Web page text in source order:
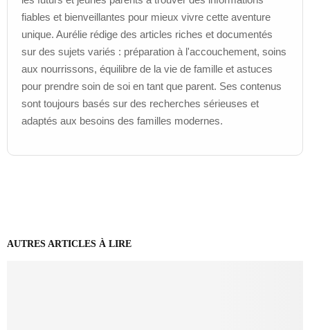
fiables et bienveillantes pour mieux vivre cette aventure
unique. Aurélie rédige des articles riches et documentés
sur des sujets variés : préparation à l'accouchement, soins
aux nourrissons, équilibre de la vie de famille et astuces
pour prendre soin de soi en tant que parent. Ses contenus
sont toujours basés sur des recherches sérieuses et
adaptés aux besoins des familles modernes.
AUTRES ARTICLES À LIRE